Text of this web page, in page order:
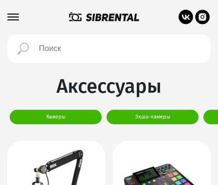
Аксессуары
Камеры Экшн-камеры